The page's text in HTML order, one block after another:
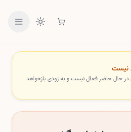
نیست
در حال حاضر فعال نیست و به زودی بازخواهد